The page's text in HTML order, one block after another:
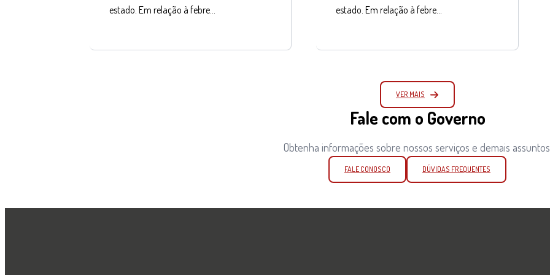
estado. Em relação à febre… estado. Em relação à febre…
VER MAIS
Fale com o Governo
Obtenha informações sobre nossos serviços e demais
FALE CONOSCO DÚVIDAS FREQUENTES